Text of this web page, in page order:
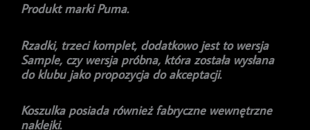
Produkt marki Puma.
Rzadki, trzeci komplet, dodatkowo jest to wersja
Sample, czy wersja próbna, która została wysłana
do klubu jako propozycja do akceptacji.
Koszulka posiada również fabryczne wewnętrzne
naklejki.